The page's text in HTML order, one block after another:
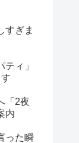
すぎま
ィ」
「2夜
内
った瞬